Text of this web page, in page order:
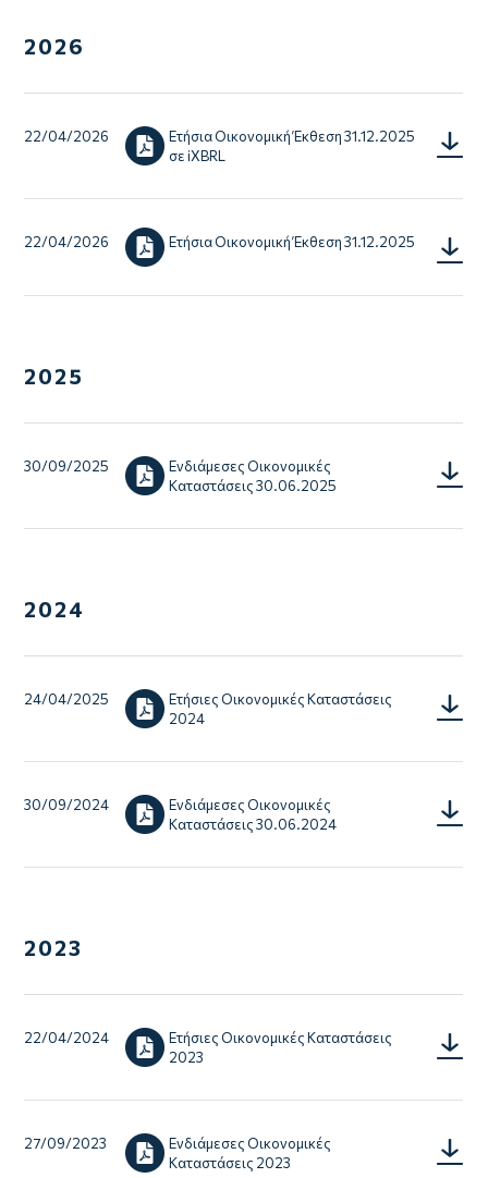
2026
22/04/2026
Ετήσια Οικονομική Έκθεση 31.12.2025
σε iXBRL
2025-
31-
el_0.zip
22/04/2026 Ετήσια Οικονομική Έκθεση 31.12.2025
Eτήσια
2025
30/09/2025
Ενδιάμεσες Οικονομικές
Καταστάσεις 30.06.2025
FS
2024
24/04/2025
Ετήσιες Οικονομικές Καταστάσεις
2024
Ετήσιες
30/09/2024
Ενδιάμεσες Οικονομικές
Καταστάσεις 30.06.2024
FS
2023
22/04/2024
Ετήσιες Οικονομικές Καταστάσεις
2023
Annual
2023
GR.pdf
27/09/2023
Ενδιάμεσες Οικονομικές
Καταστάσεις 2023
IFRS